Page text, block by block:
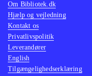
Om Bibliotek.dk
Hjælp og vejledning
Kontakt os
Privatlivspolitik
Leverandører
English
Tilgængelighedserklæring